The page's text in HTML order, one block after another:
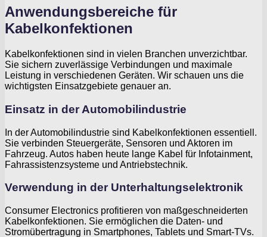
Anwendungsbereiche für
Kabelkonfektionen
Kabelkonfektionen sind in vielen Branchen unverzichtbar.
Sie sichern zuverlässige Verbindungen und maximale
Leistung in verschiedenen Geräten. Wir schauen uns die
wichtigsten Einsatzgebiete genauer an.
Einsatz in der Automobilindustrie
In der Automobilindustrie sind Kabelkonfektionen essentiell.
Sie verbinden Steuergeräte, Sensoren und Aktoren im
Fahrzeug. Autos haben heute lange Kabel für Infotainment,
Fahrassistenzsysteme und Antriebstechnik.
Verwendung in der Unterhaltungselektronik
Consumer Electronics profitieren von maßgeschneiderten
Kabelkonfektionen. Sie ermöglichen die Daten- und
Stromübertragung in Smartphones, Tablets und Smart-TVs.